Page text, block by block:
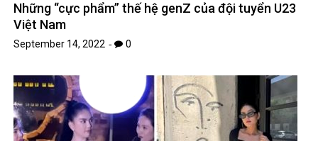
Những “cực phẩm” thế hệ genZ của đội tuyển U23
Việt Nam
September 14, 2022 0